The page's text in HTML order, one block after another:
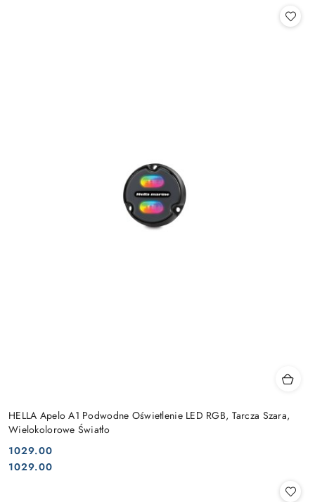
HELLA Apelo A1 Podwodne Oświetlenie LED RGB, Tarcza Szara,
Wielokolorowe Światło
Cena:
1029.00
Cena:
1029.00